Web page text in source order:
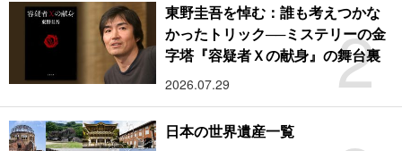
2
東野圭吾を悼む：誰も考えつかな
かったトリック──ミステリーの金
字塔『容疑者Ｘの献身』の舞台裏
2026.07.29
日本の世界遺産一覧